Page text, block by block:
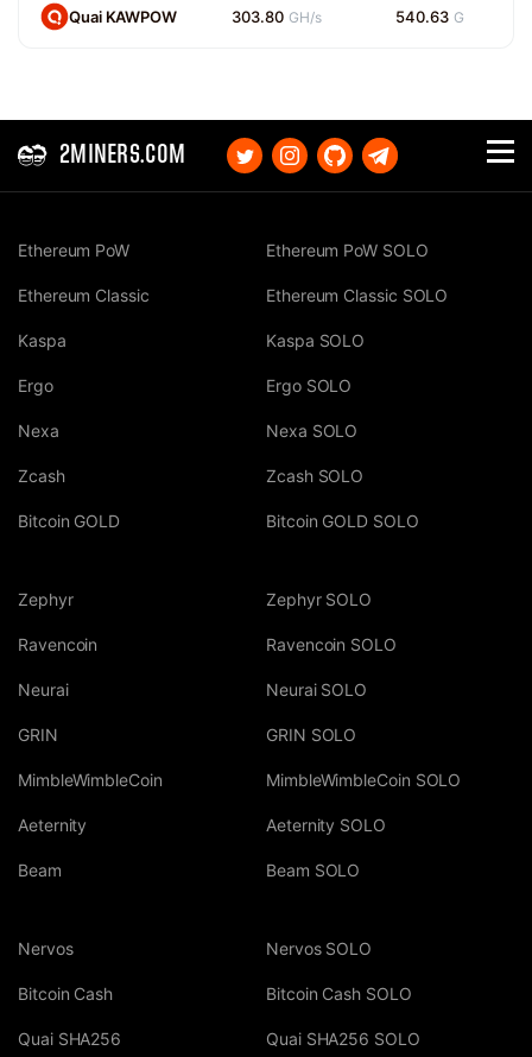
Quai KAWPOW 303.80 GH/s 540.63 G
2MINERS.COM
Ethereum PoW
Ethereum Classic
Kaspa
Ergo
Nexa
Zcash
Bitcoin GOLD
Ethereum PoW SOLO
Ethereum Classic SOLO
Kaspa SOLO
Ergo SOLO
Nexa SOLO
Zcash SOLO
Bitcoin GOLD SOLO
Zephyr
Ravencoin
Neurai
GRIN
MimbleWimbleCoin
Aeternity
Beam
Zephyr SOLO
Ravencoin SOLO
Neurai SOLO
GRIN SOLO
MimbleWimbleCoin SOLO
Aeternity SOLO
Beam SOLO
Nervos
Bitcoin Cash
Quai SHA256
Nervos SOLO
Bitcoin Cash SOLO
Quai SHA256 SOLO